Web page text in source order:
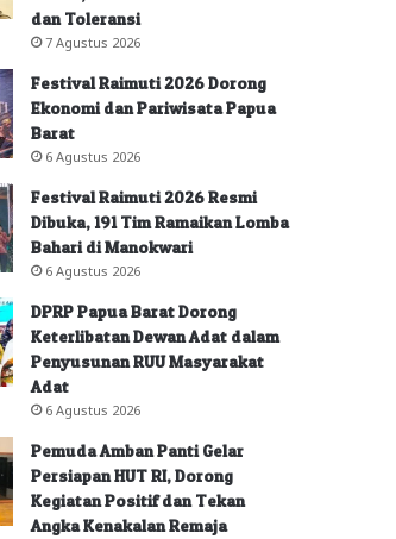
dan Toleransi
7 Agustus 2026
Festival Raimuti 2026 Dorong
Ekonomi dan Pariwisata Papua
Barat
6 Agustus 2026
Festival Raimuti 2026 Resmi
Dibuka, 191 Tim Ramaikan Lomba
Bahari di Manokwari
6 Agustus 2026
DPRP Papua Barat Dorong
Keterlibatan Dewan Adat dalam
Penyusunan RUU Masyarakat
Adat
6 Agustus 2026
Pemuda Amban Panti Gelar
Persiapan HUT RI, Dorong
Kegiatan Positif dan Tekan
Angka Kenakalan Remaja